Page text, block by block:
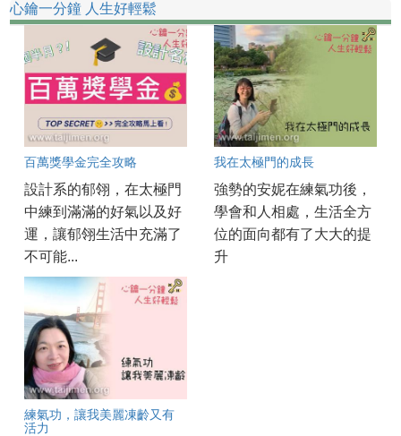
心鑰一分鐘 人生好輕鬆
百萬獎學金完全攻略
設計系的郁翎，在太極門
中練到滿滿的好氣以及好
運，讓郁翎生活中充滿了
不可能...
我在太極門的成長
強勢的安妮在練氣功後，
學會和人相處，生活全方
位的面向都有了大大的提
升
練氣功，讓我美麗凍齡又有
活力